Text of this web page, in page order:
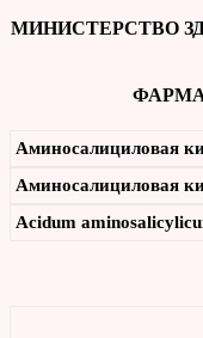
МИНИСТЕРСТВО
Аминосалициловая
Аминосалициловая
Acidum